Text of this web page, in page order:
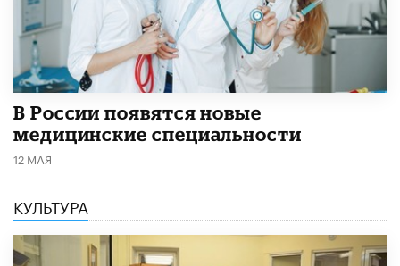
В России появятся новые
медицинские специальности
12 МАЯ
КУЛЬТУРА